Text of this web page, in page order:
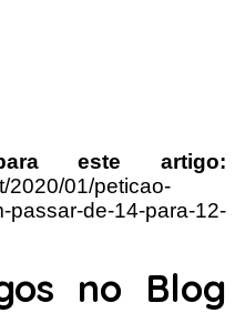
este artigo:
2020/01/peticao-
passar-de-14-para-12-
no Blog